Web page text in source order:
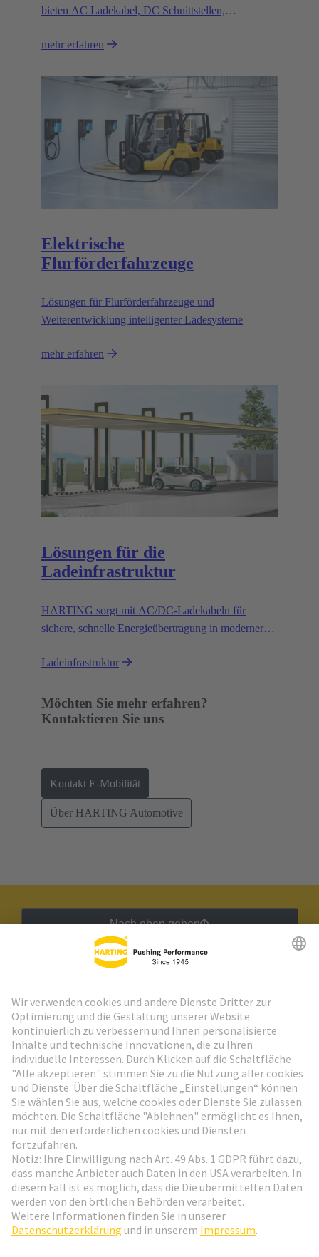
bieten AC Ladekabel, DC Schnittstellen,
Verbindungslösungen.
mehr erfahren
Elektrische
Flurförderfahrzeuge
Lösungen für Flurförderfahrzeuge und
Weiterentwicklung intelligenter Ladesysteme
mehr erfahren
Lösungen für die
Ladeinfrastruktur
HARTING sorgt mit AC/DC-Ladekabeln für
sichere, schnelle Energieübertragung in moderner
Ladeinfrastruktur
Möchten Sie mehr erfahren?
Kontaktieren Sie uns
Kontakt E-Mobilität
Über HARTING Automotive
Nach oben gehen
Weiter zur Anmeldung
Social Media
Schweiz Deutsch